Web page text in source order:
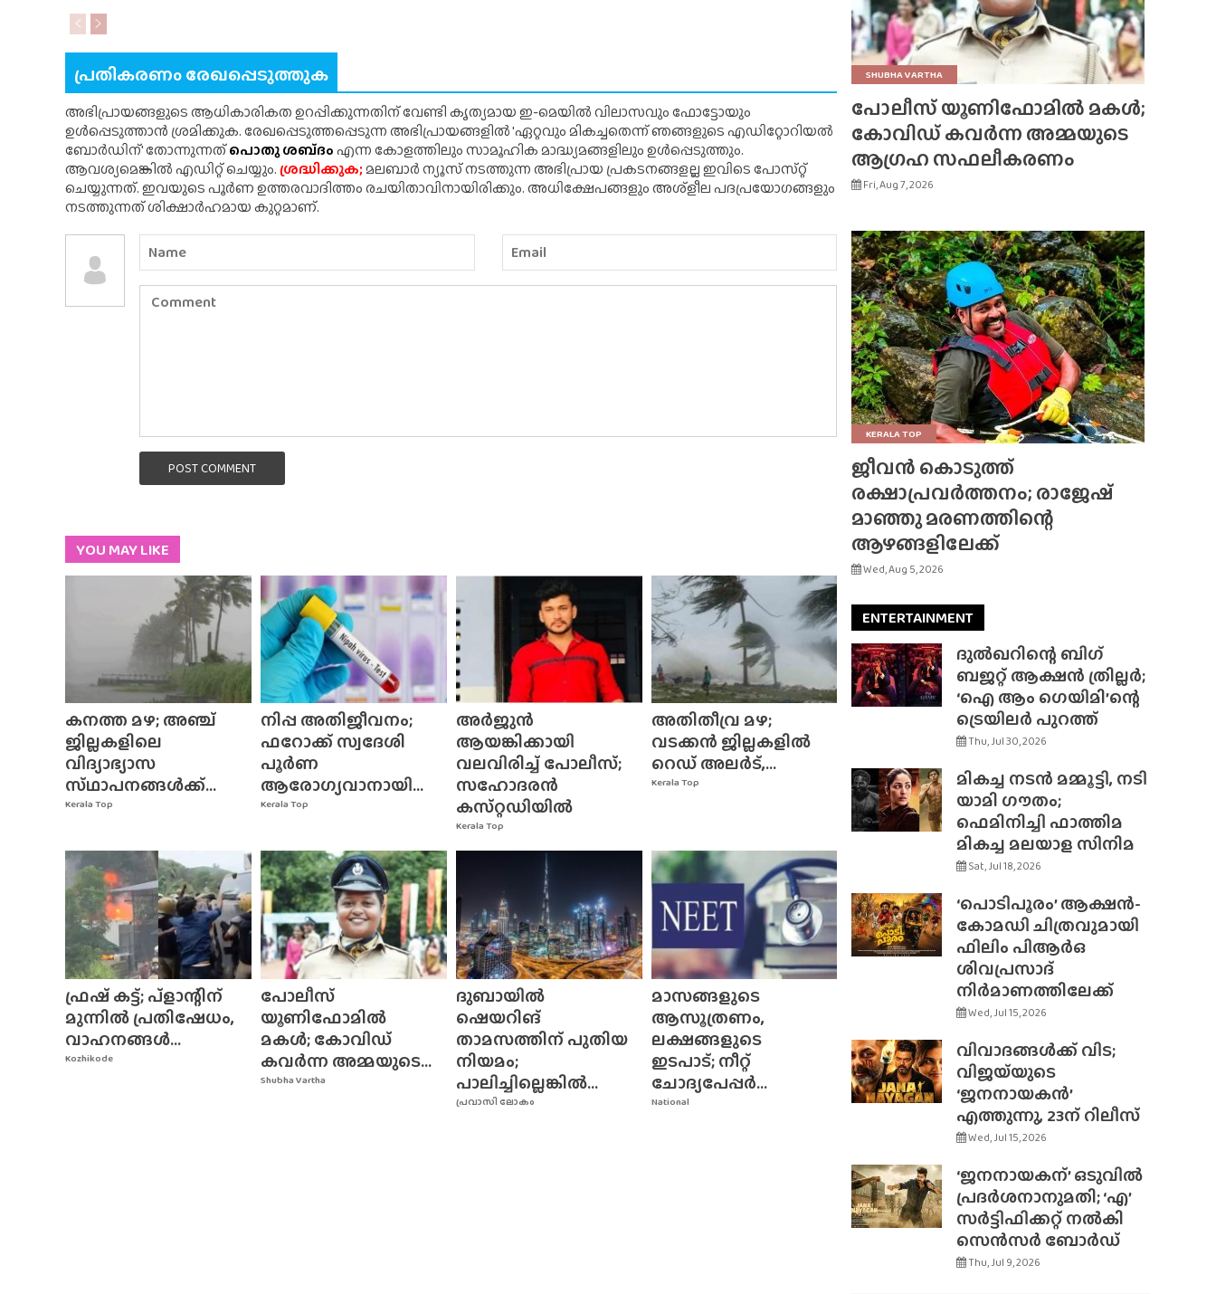
പ്രതികരണം രേഖപ്പെടുത്തുക
അഭിപ്രായങ്ങളുടെ ആധികാരികത ഉറപ്പിക്കുന്നതിന് വേണ്ടി കൃത്യമായ ഇ-മെയിൽ വിലാസവും ഫോട്ടോയും
ഉൾപ്പെടുത്താൻ ശ്രമിക്കുക. രേഖപ്പെടുത്തപ്പെടുന്ന അഭിപ്രായങ്ങളിൽ 'ഏറ്റവും മികച്ചതെന്ന് ഞങ്ങളുടെ എഡിറ്റോറിയൽ
ബോർഡിന്' തോന്നുന്നത്പൊതു ശബ്‌ദംഎന്ന കോളത്തിലും സാമൂഹിക മാദ്ധ്യമങ്ങളിലും ഉൾപ്പെടുത്തും.
ആവശ്യമെങ്കിൽ എഡിറ്റ് ചെയ്യും.ശ്രദ്ധിക്കുക;മലബാർ ന്യൂസ് നടത്തുന്ന അഭിപ്രായ പ്രകടനങ്ങളല്ല ഇവിടെ പോസ്‌റ്റ്
ചെയ്യുന്നത്. ഇവയുടെ പൂർണ ഉത്തരവാദിത്തം രചയിതാവിനായിരിക്കും. അധിക്ഷേപങ്ങളും അശ്‌ളീല പദപ്രയോഗങ്ങളും
നടത്തുന്നത് ശിക്ഷാർഹമായ കുറ്റമാണ്.
POST COMMENT
YOU MAY LIKE
Kerala Top
കനത്ത മഴ; അഞ്ച്
ജില്ലകളിലെ
വിദ്യാഭ്യാസ
സ്‌ഥാപനങ്ങൾക്ക്‌...
Kerala Top
നിപ്പ അതിജീവനം;
ഫറോക്ക് സ്വദേശി
പൂർണ
ആരോഗ്യവാനായി...
Kerala Top
അർജുൻ
ആയങ്കിക്കായി
വലവിരിച്ച് പോലീസ്;
സഹോദരൻ
കസ്‌റ്റഡിയിൽ
Kerala Top
അതിതീവ്ര മഴ;
വടക്കൻ ജില്ലകളിൽ
റെഡ് അലർട്,...
Kozhikode
ഫ്രഷ് കട്ട്; പ്ളാന്റിന്
മുന്നിൽ പ്രതിഷേധം,
വാഹനങ്ങൾ...
Shubha Vartha
പോലീസ്
യൂണിഫോമിൽ
മകൾ; കോവിഡ്
കവർന്ന അമ്മയുടെ...
പ്രവാസി ലോകം
ദുബായിൽ
ഷെയറിങ്
താമസത്തിന് പുതിയ
നിയമം;
പാലിച്ചില്ലെങ്കിൽ...
National
മാസങ്ങളുടെ
ആസൂത്രണം,
ലക്ഷങ്ങളുടെ
ഇടപാട്; നീറ്റ്
ചോദ്യപേപ്പർ...
SHUBHA VARTHA
പോലീസ് യൂണിഫോമിൽ മകൾ;
കോവിഡ് കവർന്ന അമ്മയുടെ
ആഗ്രഹ സഫലീകരണം
Fri, Aug 7, 2026
KERALA TOP
ജീവൻ കൊടുത്ത്
രക്ഷാപ്രവർത്തനം; രാജേഷ്
മാഞ്ഞു മരണത്തിന്റെ
ആഴങ്ങളിലേക്ക്
Wed, Aug 5, 2026
ENTERTAINMENT
ദുൽഖറിന്റെ ബിഗ്
ബജറ്റ് ആക്ഷൻ ത്രില്ലർ;
‘ഐ ആം ഗെയിമി’ന്റെ
ട്രെയിലർ പുറത്ത്
Thu, Jul 30, 2026
മികച്ച നടൻ മമ്മൂട്ടി, നടി
യാമി ഗൗതം;
ഫെമിനിച്ചി ഫാത്തിമ
മികച്ച മലയാള സിനിമ
Sat, Jul 18, 2026
‘പൊടിപൂരം’ ആക്ഷൻ-
കോമഡി ചിത്രവുമായി
ഫിലിം പിആർഒ
ശിവപ്രസാദ്
നിർമാണത്തിലേക്ക്
Wed, Jul 15, 2026
വിവാദങ്ങൾക്ക് വിട;
വിജയ്‌യുടെ
‘ജനനായകൻ’
എത്തുന്നു, 23ന് റിലീസ്
Wed, Jul 15, 2026
‘ജനനായകന്’ ഒടുവിൽ
പ്രദർശനാനുമതി; ‘എ’
സർട്ടിഫിക്കറ്റ് നൽകി
സെൻസർ ബോർഡ്
Thu, Jul 9, 2026